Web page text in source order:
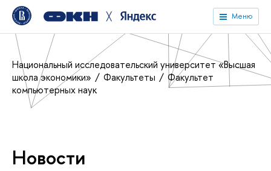
╳ Меню
Национальный исследовательский университет «Высшая
школа экономики»
Факультеты
Факультет
компьютерных наук
Новости